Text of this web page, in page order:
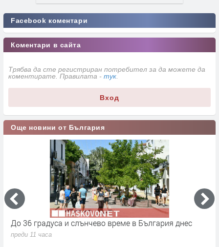
Facebook коментари
Коментари в сайта
Трябва да сте регистриран потребител за да можете да
коментирате. Правилата - тук
Вход
Още новини от България
До 36 градуса и слънчево време в България днес
преди 11 часа